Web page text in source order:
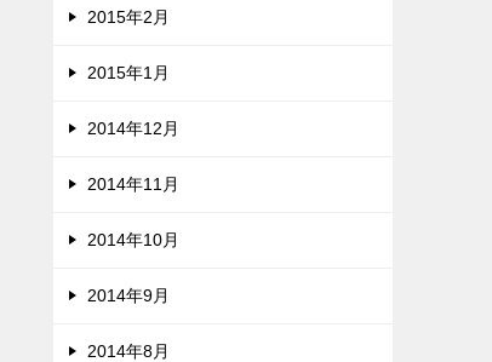
2015年2月
2015年1月
2014年12月
2014年11月
2014年10月
2014年9月
2014年8月